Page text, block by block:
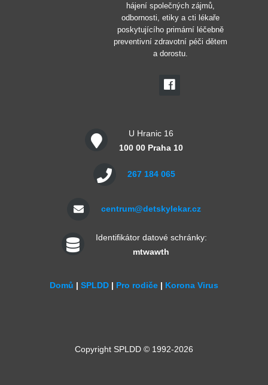
hájení společných zájmů,
odbornosti, etiky a cti lékaře
poskytujícího primární léčebně
preventivní zdravotní péči dětem
a dorostu.
U Hranic 16
100 00 Praha 10
267 184 065
centrum@detskylekar.cz
Identifikátor datové schránky:
mtwawth
Domů | SPLDD | Pro rodiče | Korona Virus
Copyright SPLDD © 1992-2026